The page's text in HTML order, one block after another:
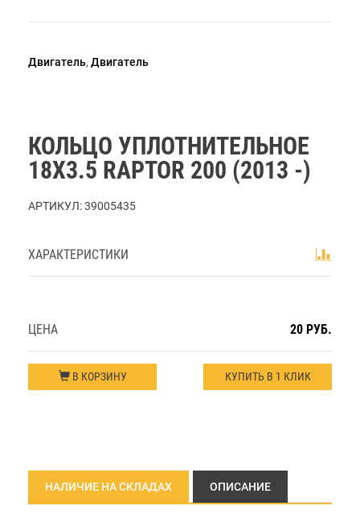
Двигатель, Двигатель
КОЛЬЦО УПЛОТНИТЕЛЬНОЕ
18Х3.5 RAPTOR 200 (2013 -)
АРТИКУЛ:39005435
ХАРАКТЕРИСТИКИ
ЦЕНА 20 РУБ.
В КОРЗИНУ КУПИТЬ В 1 КЛИК
НАЛИЧИЕ НА СКЛАДАХ ОПИСАНИЕ